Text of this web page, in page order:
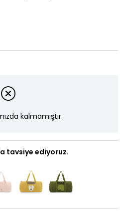
kalmamıştır.
tavsiye ediyoruz.